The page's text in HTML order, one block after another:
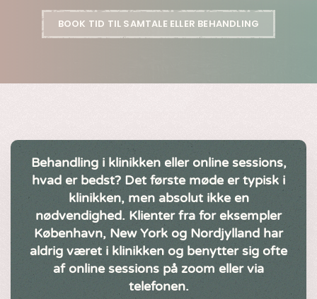
BOOK TID TIL SAMTALE ELLER BEHANDLING
Behandling i klinikken eller online sessions,
hvad er bedst? Det første møde er typisk i
klinikken, men absolut ikke en
nødvendighed. Klienter fra for eksempler
København, New York og Nordjylland har
aldrig været i klinikken og benytter sig ofte
af online sessions på zoom eller via
telefonen.